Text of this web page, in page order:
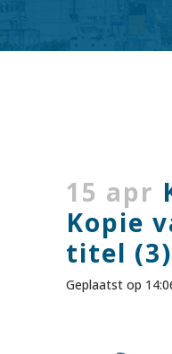
15 apr
Kopie
titel (3)
Geplaatst op